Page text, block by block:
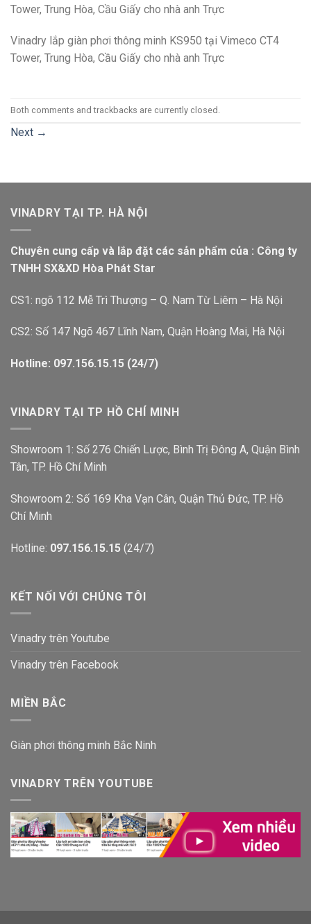
Tower, Trung Hòa, Cầu Giấy cho nhà anh Trực
Vinadry lắp giàn phơi thông minh KS950 tại Vimeco CT4
Tower, Trung Hòa, Cầu Giấy cho nhà anh Trực
Both comments and trackbacks are currently closed.
Next →
VINADRY TẠI TP. HÀ NỘI
Chuyên cung cấp và lắp đặt các sản phẩm của : Công ty
TNHH SX&XD Hòa Phát Star
CS1: ngõ 112 Mễ Trì Thượng – Q. Nam Từ Liêm – Hà Nội
CS2: Số 147 Ngõ 467 Lĩnh Nam, Quận Hoàng Mai, Hà Nội
Hotline: 097.156.15.15 (24/7)
VINADRY TẠI TP HỒ CHÍ MINH
Showroom 1: Số 276 Chiến Lược, Bình Trị Đông A, Quận Bình
Tân, TP. Hồ Chí Minh
Showroom 2: Số 169 Kha Vạn Cân, Quận Thủ Đức, TP. Hồ
Chí Minh
Hotline: 097.156.15.15 (24/7)
KẾT NỐI VỚI CHÚNG TÔI
Vinadry trên Youtube
Vinadry trên Facebook
MIỀN BẮC
Giàn phơi thông minh Bắc Ninh
VINADRY TRÊN YOUTUBE